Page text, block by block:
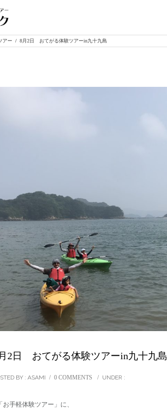
アー / 8月2日 おてがる体験ツアーin九十九島
2日 おてがる体験ツアーin九十九島
BY : ASAMI / 0 COMMENTS / UNDER :
手軽体験ツアー」に、